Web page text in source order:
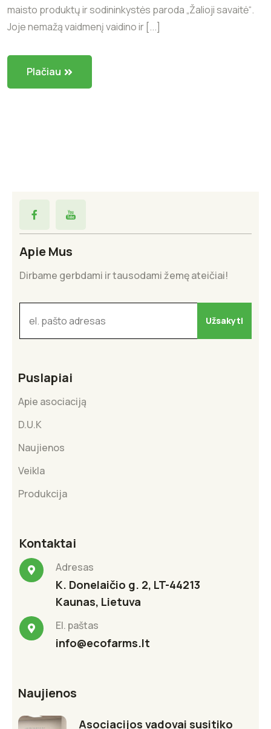
maisto produktų ir sodininkystės paroda „Žalioji savaitė“.
Joje nemažą vaidmenį vaidino ir [...]
Plačiau
Apie Mus
Dirbame gerbdami ir tausodami žemę ateičiai!
Puslapiai
Apie asociaciją
D.U.K
Naujienos
Veikla
Produkcija
Kontaktai
Adresas
K. Donelaičio g. 2, LT-44213
Kaunas, Lietuva
El. paštas
info@ecofarms.lt
Naujienos
Asociacijos vadovai susitiko